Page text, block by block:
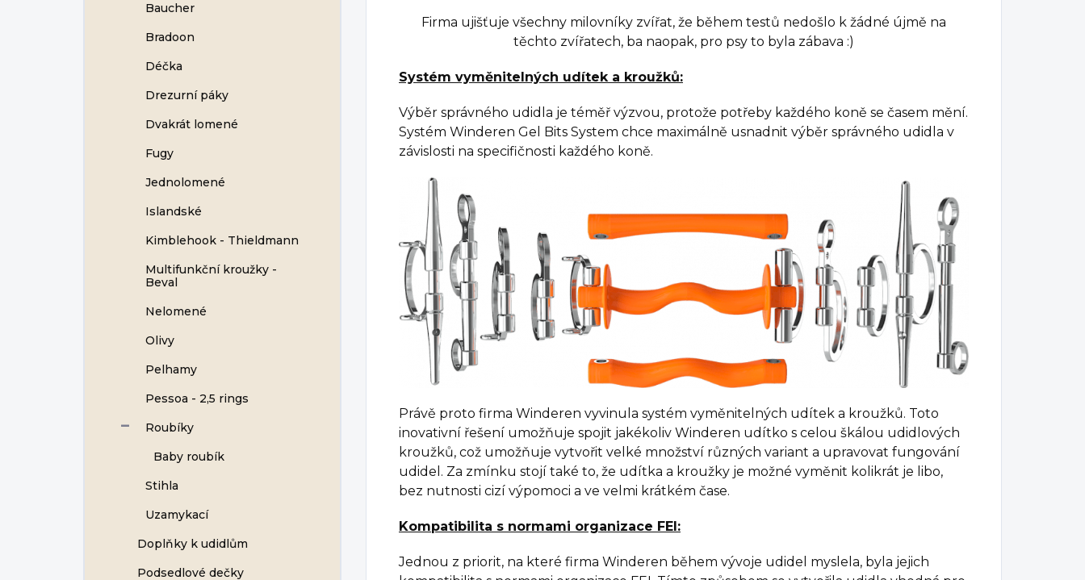
Baucher
Bradoon
Déčka
Drezurní páky
Dvakrát lomené
Fugy
Jednolomené
Islandské
Kimblehook - Thieldmann
Multifunkční kroužky -
Beval
Nelomené
Olivy
Pelhamy
Pessoa - 2,5 rings
Roubíky
Baby roubík
Stihla
Uzamykací
Doplňky k udidlům
Podsedlové dečky
Firma ujišťuje všechny milovníky zvířat, že během testů nedošlo k žádné újmě na
těchto zvířatech, ba naopak, pro psy to byla zábava :)
Systém vyměnitelných udítek a kroužků:
Výběr správného udidla je téměř výzvou, protože potřeby každého koně se časem mění.
Systém Winderen Gel Bits System chce maximálně usnadnit výběr správného udidla v
závislosti na specifičnosti každého koně.
Právě proto firma Winderen vyvinula systém vyměnitelných udítek a kroužků. Toto
inovativní řešení umožňuje spojit jakékoliv Winderen udítko s celou škálou udidlových
kroužků, což umožňuje vytvořit velké množství různých variant a upravovat fungování
udidel. Za zmínku stojí také to, že udítka a kroužky je možné vyměnit kolikrát je libo,
bez nutnosti cizí výpomoci a ve velmi krátkém čase.
Kompatibilita s normami organizace FEI:
Jednou z priorit, na které firma Winderen během vývoje udidel myslela, byla jejich